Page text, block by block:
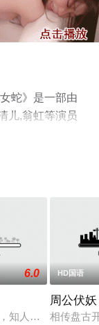
蛇》是一部由
儿,翁虹等演员
删减完整版电
者拍摄的《成功
6.0
知人知面不知心
HD国语
周公伏妖
相传盘古